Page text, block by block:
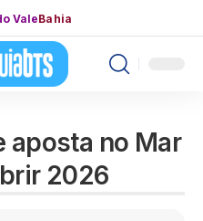
ValeBahia
aposta no Mar
2026